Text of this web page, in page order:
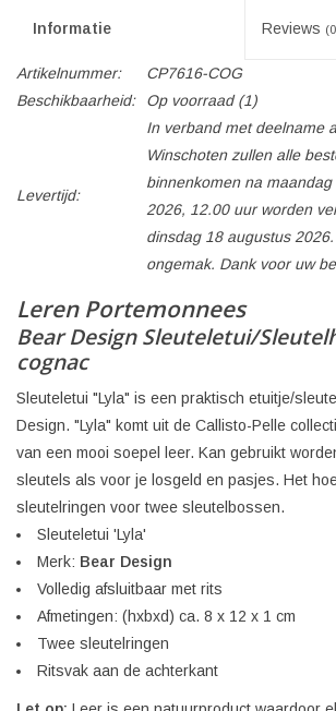
Informatie Reviews
Artikelnummer:
CP7616-COG
Beschikbaarheid:
Op voorraad(1)
Levertijd:
In verband met deelname
Winschoten zullen alle
binnenkomen na
2026, 12.00 uur worden
dinsdag 18 augustus
ongemak. Dank voor uw
Leren Portemonnees
Bear Design Sleuteletui/
cognac
Sleuteletui "Lyla" is een praktisch etuitje/
Design. "Lyla" komt uit de Callisto-Pelle
van een mooi soepel leer. Kan gebruikt
sleutels als voor je losgeld en pasjes. Het
sleutelringen voor twee sleutelbossen.
Sleuteletui 'Lyla'
Merk: Bear Design
Volledig afsluitbaar met rits
Afmetingen: (hxbxd) ca. 8 x 12 x 1 cm
Twee sleutelringen
Ritsvak aan de achterkant